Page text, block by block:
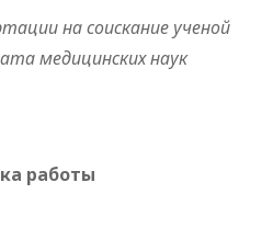
на соискание ученой
медицинских наук
работы